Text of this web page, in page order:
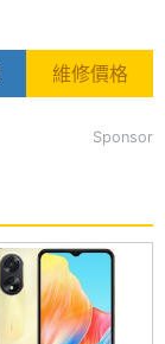
維修價格
Sponsor